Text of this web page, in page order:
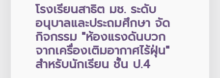
โรงเรียนสาธิต มช. ระดับ
อนุบาลและประถมศึกษา จัด
กิจกรรม "ห้องแรงดันบวก
จากเครื่องเติมอากาศไร้ฝุ่น"
สำหรับนักเรียน ชั้น ป.4